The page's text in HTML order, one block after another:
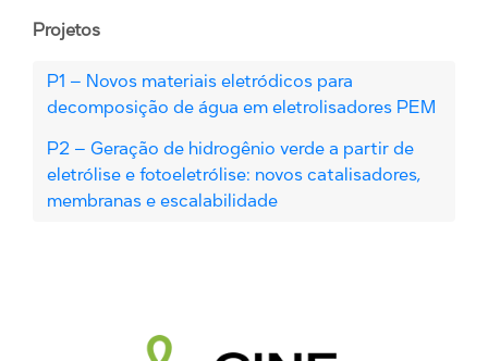
Projetos
P1 – Novos materiais eletródicos para
decomposição de água em eletrolisadores PEM
P2 – Geração de hidrogênio verde a partir de
eletrólise e fotoeletrólise: novos catalisadores,
membranas e escalabilidade